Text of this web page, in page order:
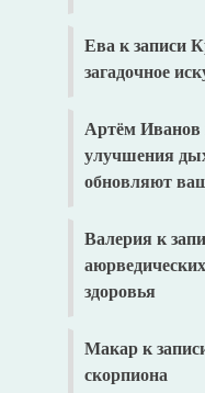
Ева к записи
загадочное
Артём Иванов
улучшения
обновляют
Валерия к
здоровья
Макарк
скорпиона